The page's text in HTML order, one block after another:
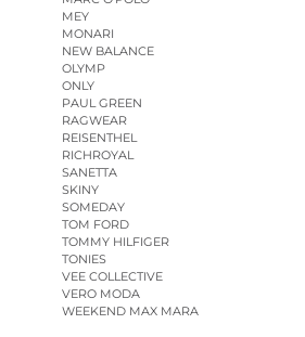
MEY
MONARI
NEW BALANCE
OLYMP
ONLY
PAUL GREEN
RAGWEAR
REISENTHEL
RICHROYAL
SANETTA
SKINY
SOMEDAY
TOM FORD
TOMMY HILFIGER
TONIES
VEE COLLECTIVE
VERO MODA
WEEKEND MAX MARA